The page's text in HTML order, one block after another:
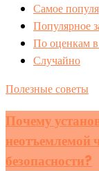
Самое
Популярное
По оценкам
Случайно
Полезные советы
Почему
неотъемлемой
безопасности?